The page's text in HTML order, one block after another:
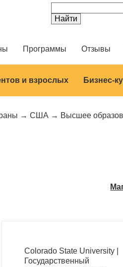
Программы Отзывы
и взрослых Бизнес-
США Высшее
Colorado State University |
Государственный